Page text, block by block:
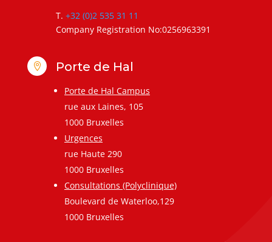
T. +32 (0)2 535 31 11
Company Registration No:0256963391
 Porte de Hal
Porte de Hal Campus
rue aux Laines, 105
1000 Bruxelles
Urgences
rue Haute 290
1000 Bruxelles
Consultations (Polyclinique)
Boulevard de Waterloo,129
1000 Bruxelles